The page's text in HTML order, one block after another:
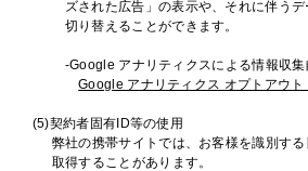
ズされた広告」の表示や、それに伴う
切り替えることができます。
-Google アナリティクスによる情報収
Google アナリティクス オプトアウト
(5)契約者固有ID等の使用
弊社の携帯サイトでは、お客様を識別す
取得することがあります。